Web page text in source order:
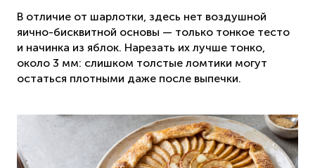
В отличие от шарлотки, здесь нет воздушной
яично-бисквитной основы — только тонкое тесто
и начинка из яблок. Нарезать их лучше тонко,
около 3 мм: слишком толстые ломтики могут
остаться плотными даже после выпечки.